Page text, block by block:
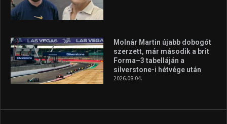
Molnár Martin újabb dobogót
szerzett, már második a brit
Forma–3 tabelláján a
silverstone-i hétvége után
2026.08.04.